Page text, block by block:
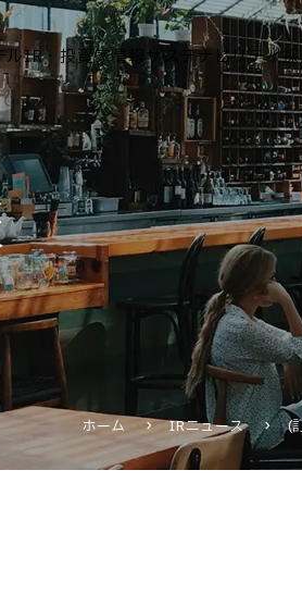
ルIR・投資家情報 サステナビリティ
運営ホテ
IR・投資
IRニュース
IRカレンダー
IRライブラリ
株式情報
財務・業績情報
IRイベント
ホーム IRニュース (